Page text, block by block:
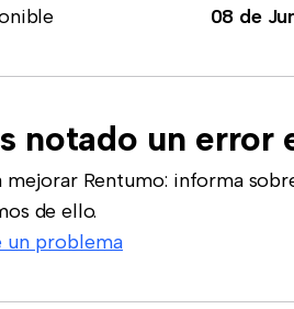
08 de
notado un error
mejorar Rentumo: informa
de ello.
un problema